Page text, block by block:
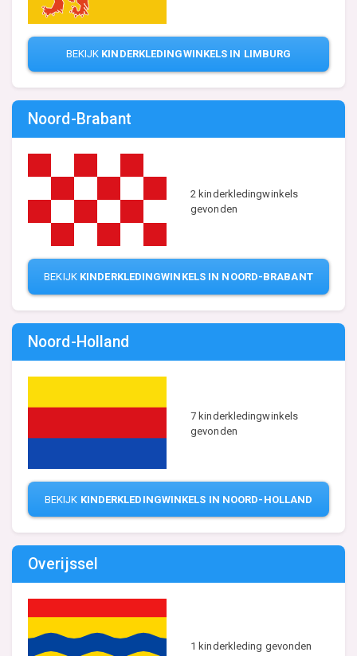
BEKIJK KINDERKLEDINGWINKELS IN LIMBURG
Noord-Brabant
2 kinderkledingwinkels
gevonden
BEKIJK KINDERKLEDINGWINKELS IN NOORD-BRABANT
Noord-Holland
7 kinderkledingwinkels
gevonden
BEKIJK KINDERKLEDINGWINKELS IN NOORD-HOLLAND
Overijssel
1 kinderkleding gevonden